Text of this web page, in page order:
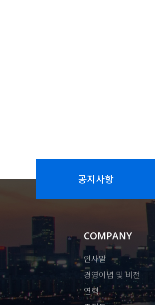
공지사항
COMPANY
인사말
경영이념 및 비전
연혁